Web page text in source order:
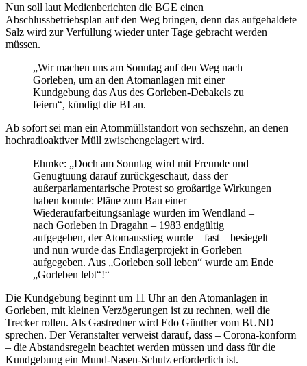
Nun soll laut Medienberichten die BGE einen
Abschlussbetriebsplan auf den Weg bringen, denn das aufgehaldete
Salz wird zur Verfüllung wieder unter Tage gebracht werden
müssen.
„Wir machen uns am Sonntag auf den Weg nach
Gorleben, um an den Atomanlagen mit einer
Kundgebung das Aus des Gorleben-Debakels zu
feiern“, kündigt die BI an.
Ab sofort sei man ein Atommüllstandort von sechszehn, an denen
hochradioaktiver Müll zwischengelagert wird.
Ehmke: „Doch am Sonntag wird mit Freunde und
Genugtuung darauf zurückgeschaut, dass der
außerparlamentarische Protest so großartige Wirkungen
haben konnte: Pläne zum Bau einer
Wiederaufarbeitungsanlage wurden im Wendland –
nach Gorleben in Dragahn – 1983 endgültig
aufgegeben, der Atomausstieg wurde – fast – besiegelt
und nun wurde das Endlagerprojekt in Gorleben
aufgegeben. Aus „Gorleben soll leben“ wurde am Ende
„Gorleben lebt“!“
Die Kundgebung beginnt um 11 Uhr an den Atomanlagen in
Gorleben, mit kleinen Verzögerungen ist zu rechnen, weil die
Trecker rollen. Als Gastredner wird Edo Günther vom BUND
sprechen. Der Veranstalter verweist darauf, dass – Corona-konform
– die Abstandsregeln beachtet werden müssen und dass für die
Kundgebung ein Mund-Nasen-Schutz erforderlich ist.